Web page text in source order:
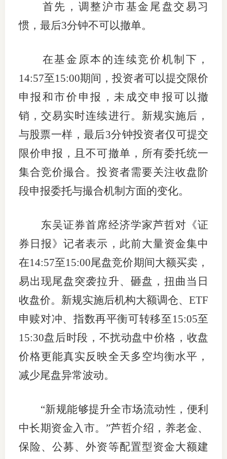
首先，调整沪市基金尾盘交易习
惯，最后3分钟不可以撤单。
在基金原本的连续竞价机制下，
14:57至15:00期间，投资者可以提交限价
申报和市价申报，未成交申报可以撤
销，交易实时连续进行。新规实施后，
与股票一样，最后3分钟投资者仅可提交
限价申报，且不可撤单，所有委托统一
集合竞价撮合。投资者需要关注收盘阶
段申报委托与撮合机制方面的变化。
东吴证券首席经济学家芦哲对《证
券日报》记者表示，此前大量资金集中
在14:57至15:00尾盘竞价期间大额买卖，
易出现尾盘突袭拉升、砸盘，扭曲当日
收盘价。新规实施后机构大额调仓、ETF
申赎对冲、指数再平衡可转移至15:05至
15:30盘后时段，不扰动盘中价格，收盘
价格更能真实反映全天多空均衡水平，
减少尾盘异常波动。
“新规能够提升全市场流动性，便利
中长期资金入市。”芦哲介绍，养老金、
保险、公募、外资等配置型资金大额建